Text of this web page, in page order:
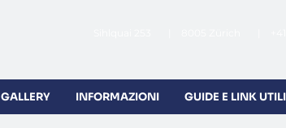
GALLERY INFORMAZIONI GUIDE E LINK UTILI